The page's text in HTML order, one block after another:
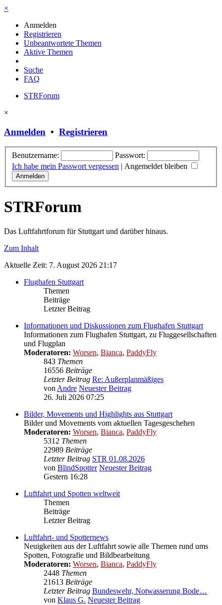
×
Anmelden
Registrieren
Unbeantwortete Themen
Aktive Themen
Suche
FAQ
STRForum
×
Anmelden • Registrieren
Benutzername:
Passwort:
Ich habe mein Passwort vergessen | Angemeldet bleiben
STRForum
Das Luftfahrtforum für Stuttgart und darüber hinaus.
Zum Inhalt
Aktuelle Zeit: 7. August 2026 21:17
Flughafen Stuttgart
Themen
Beiträge
Letzter Beitrag
Informationen und Diskussionen zum Flughafen Stuttgart
Informationen zum Flughafen Stuttgart, zu Fluggesellschaften
und Flugplan
Moderatoren: Worsen, Bianca, PaddyFly
843 Themen
16556 Beiträge
Letzter Beitrag Re: Außerplanmäßiges
von Andre Neuester Beitrag
26. Juli 2026 07:25
Bilder, Movements und Highlights aus Stuttgart
Bilder und Movements vom aktuellen Tagesgeschehen
Moderatoren: Worsen, Bianca, PaddyFly
5312 Themen
22989 Beiträge
Letzter Beitrag STR 01.08.2026
von BlindSpotter Neuester Beitrag
Gestern 16:28
Luftfahrt und Spotten weltweit
Themen
Beiträge
Letzter Beitrag
Luftfahrt- und Spotternews
Neuigkeiten aus der Luftfahrt sowie alle Themen rund ums
Spotten, Fotografie und Bildbearbeitung
Moderatoren: Worsen, Bianca, PaddyFly
2448 Themen
21613 Beiträge
Letzter Beitrag Bundeswehr, Notwasserung Bode…
von Klaus G. Neuester Beitrag